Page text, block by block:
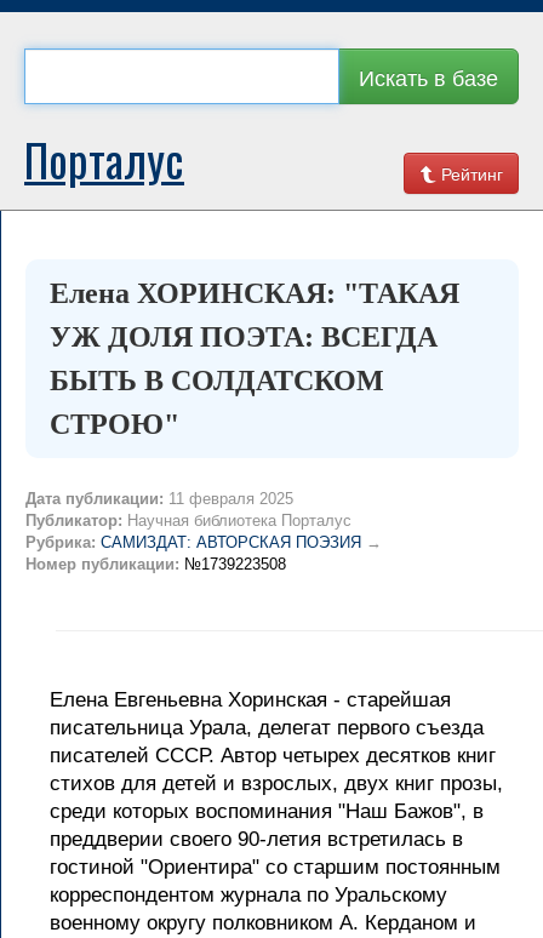
Искать в базе
Рейтинг
Порталус
Елена ХОРИНСКАЯ: "ТАКАЯ
УЖ ДОЛЯ ПОЭТА: ВСЕГДА
БЫТЬ В СОЛДАТСКОМ
СТРОЮ"
Дата публикации: 11 февраля 2025
Публикатор: Научная библиотека Порталус
Рубрика: САМИЗДАТ: АВТОРСКАЯ ПОЭЗИЯ →
Номер публикации: №1739223508
Елена Евгеньевна Хоринская - старейшая
писательница Урала, делегат первого съезда
писателей СССР. Автор четырех десятков книг
стихов для детей и взрослых, двух книг прозы,
среди которых воспоминания "Наш Бажов", в
преддверии своего 90-летия встретилась в
гостиной "Ориентира" со старшим постоянным
корреспондентом журнала по Уральскому
военному округу полковником А. Керданом и